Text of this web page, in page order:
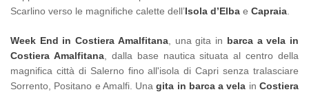
Scarlino verso le magnifiche calette dell’Isola d’Elba e Capraia
Week End in Costiera Amalfitana, una gita in barca a vela in
Costiera Amalfitana, dalla base nautica situata al centro della
magnifica città di Salerno fino all'isola di Capri senza tralasciare
Sorrento, Positano e Amalfi. Unagita in barca a vela inCostiera